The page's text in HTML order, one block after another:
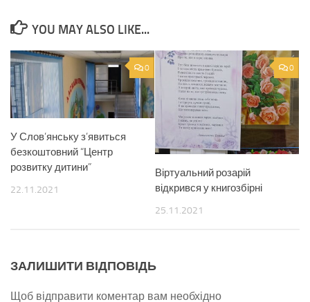
YOU MAY ALSO LIKE...
0
У Слов’янську з’явиться
безкоштовний “Центр
розвитку дитини”
22.11.2021
0
Віртуальний розарій
відкрився у книгозбірні
25.11.2021
ЗАЛИШИТИ ВІДПОВІДЬ
Щоб відправити коментар вам необхідно